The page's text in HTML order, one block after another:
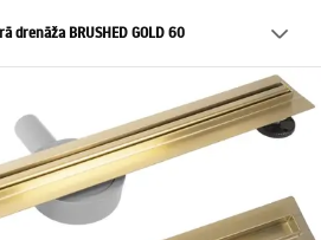
drenāža BRUSHED GOLD 60